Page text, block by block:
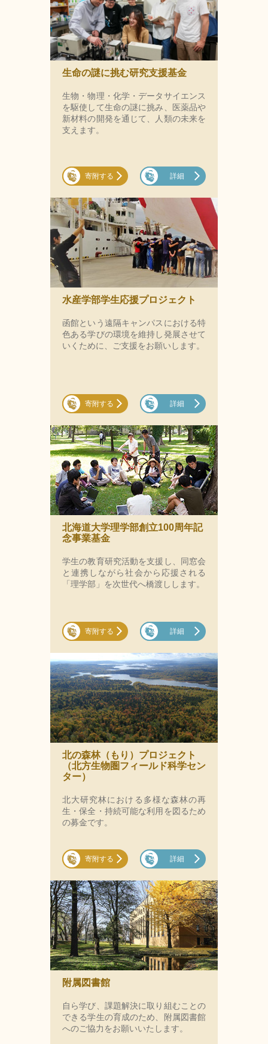
生命の謎に挑む研究支援基金
生物・物理・化学・データサイエンス
を駆使して生命の謎に挑み、医薬品や
新材料の開発を通じて、人類の未来を
支えます。
寄附する 詳細
水産学部学生応援プロジェクト
函館という遠隔キャンパスにおける特
色ある学びの環境を維持し発展させて
いくために、ご支援をお願いします。
寄附する 詳細
北海道大学理学部創立100周年記
念事業基金
学生の教育研究活動を支援し、同窓会
と連携しながら社会から応援される
「理学部」を次世代へ橋渡しします。
寄附する 詳細
北の森林（もり）プロジェクト
（北方生物圏フィールド科学セン
ター）
北大研究林における多様な森林の再
生・保全・持続可能な利用を図るため
の募金です。
寄附する 詳細
附属図書館
自ら学び、課題解決に取り組むことの
できる学生の育成のため、附属図書館
へのご協力をお願いいたします。